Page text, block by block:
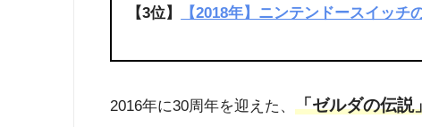
【3位】 【2018年】ニンテンドースイッ
2016年に30周年を迎えた、 「ゼルダの伝説